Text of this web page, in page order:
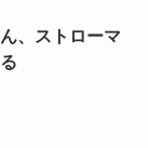
、ストローマ